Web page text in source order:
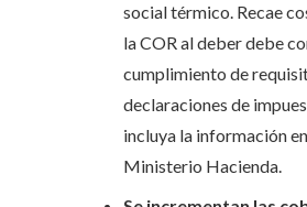
social térmico. Recae
la COR al deber debe
cumplimiento de
declaraciones de
incluya la información
Ministerio Hacienda.